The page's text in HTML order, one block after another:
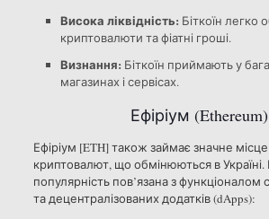
Висока ліквідність: Біткоїн легко
криптовалюти та фіатні гроші.
Визнання: Біткоїн приймають у
магазинах і сервісах.
Ефіріум
Ефіріум [ETH] також займає значне
криптовалют, що обмінюються в Україні.
популярність пов’язана з функціоналом
та децентралізованих додатків (dApps):